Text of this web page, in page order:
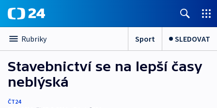
Rubriky Sport SLEDOVAT
Stavebnictví se na lepší časy
neblýská
ČT24